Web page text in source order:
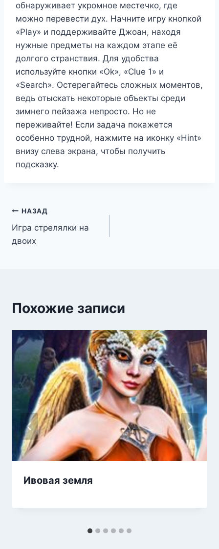
обнаруживает укромное местечко, где
можно перевести дух. Начните игру кнопкой
«Play» и поддерживайте Джоан, находя
нужные предметы на каждом этапе её
долгого странствия. Для удобства
используйте кнопки «Ok», «Clue 1» и
«Search». Остерегайтесь сложных моментов,
ведь отыскать некоторые объекты среди
зимнего пейзажа непросто. Но не
переживайте! Если задача покажется
особенно трудной, нажмите на иконку «Hint»
внизу слева экрана, чтобы получить
подсказку.
Навигация
по
НАЗАД
Игра стрелялки на
двоих
Похожие записи
Ивовая земля